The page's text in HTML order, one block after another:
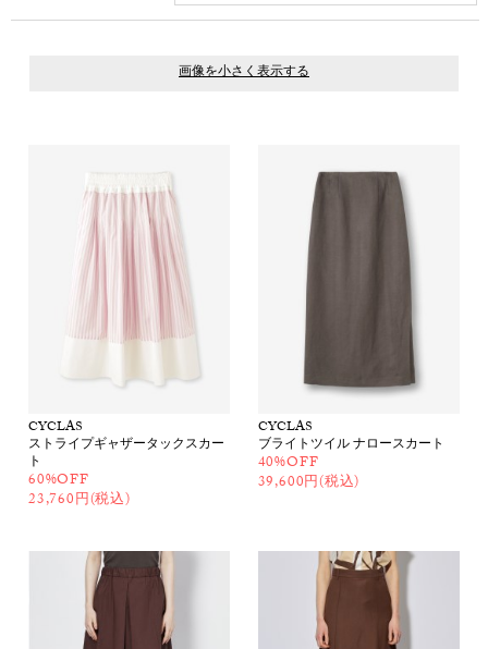
CYCLAS
ストライプギャザータックスカー
ト
60%OFF
23,760円(税込)
CYCLAS
ブライトツイル ナロースカート
40%OFF
39,600円(税込)